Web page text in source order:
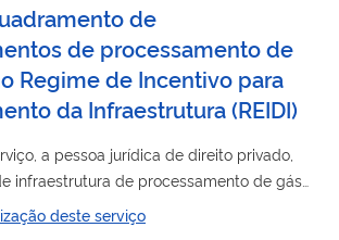
de
de processamento de
Regime de Incentivo para
da Infraestrutura(REIDI)
a pessoa jurídica de direito privado,
infraestrutura de processamento de gás
do empreendimento ao
deste serviço